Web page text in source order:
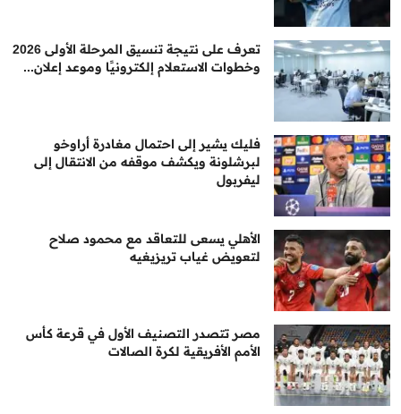
تعرف على نتيجة تنسيق المرحلة الأولى 2026
وخطوات الاستعلام إلكترونيًا وموعد إعلان...
فليك يشير إلى احتمال مغادرة أراوخو
لبرشلونة ويكشف موقفه من الانتقال إلى
ليفربول
الأهلي يسعى للتعاقد مع محمود صلاح
لتعويض غياب تريزيغيه
مصر تتصدر التصنيف الأول في قرعة كأس
الأمم الأفريقية لكرة الصالات